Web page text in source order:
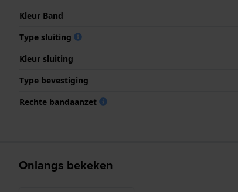
Kleur Band
Type sluiting
Kleur sluiting
Type bevestiging
Rechte bandaanzet
Onlangs bekeken